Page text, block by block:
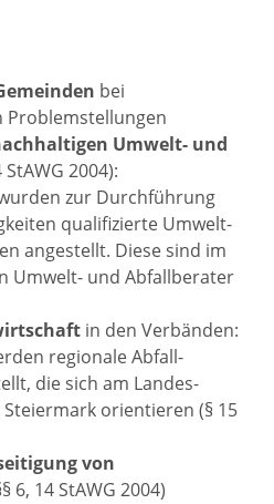
bei
Umwelt- und
StAWG 2004):
zur Durchführung
qualifizierte Umwelt-
angestellt. Diese sind im
Umwelt- und Abfallberater
in den Verbänden:
regionale Abfall­
die sich am Landes-
orientieren (§ 15
von
6, 14 StAWG 2004)